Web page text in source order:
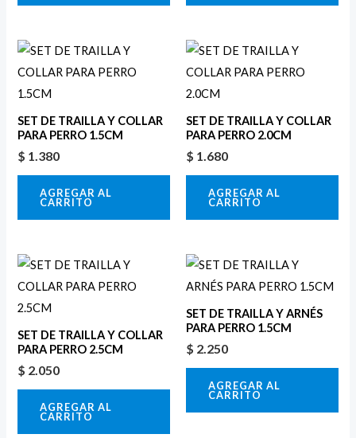
SET DE TRAILLA Y COLLAR
PARA PERRO 1.5CM
$ 1.380
AGREGAR AL
CARRITO
SET DE TRAILLA Y COLLAR
PARA PERRO 2.0CM
$ 1.680
AGREGAR AL
CARRITO
SET DE TRAILLA Y COLLAR
PARA PERRO 2.5CM
$ 2.050
AGREGAR AL
CARRITO
SET DE TRAILLA Y ARNÉS
PARA PERRO 1.5CM
$ 2.250
AGREGAR AL
CARRITO